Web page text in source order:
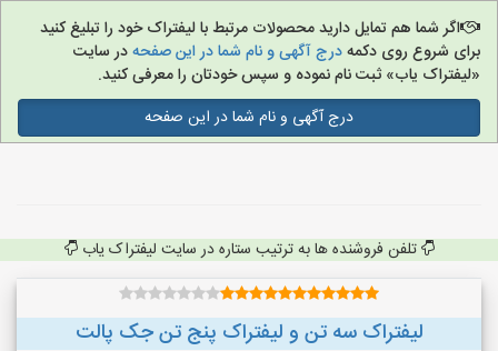
اگر شما هم تمایل دارید محصولات مرتبط با لیفتراک خود را تبلیغ کنید
برای شروع روی دکمهدرج آگهی و نام شما در این صفحهدر سایت
«لیفتراک یاب» ثبت نام نموده و سپس خودتان را معرفی کنید.
درج آگهی و نام شما در این صفحه
تلفن فروشنده ها به ترتیب ستاره در سایت لیفتراک یاب
لیفتراک سه تن و لیفتراک پنج تن جک پالت